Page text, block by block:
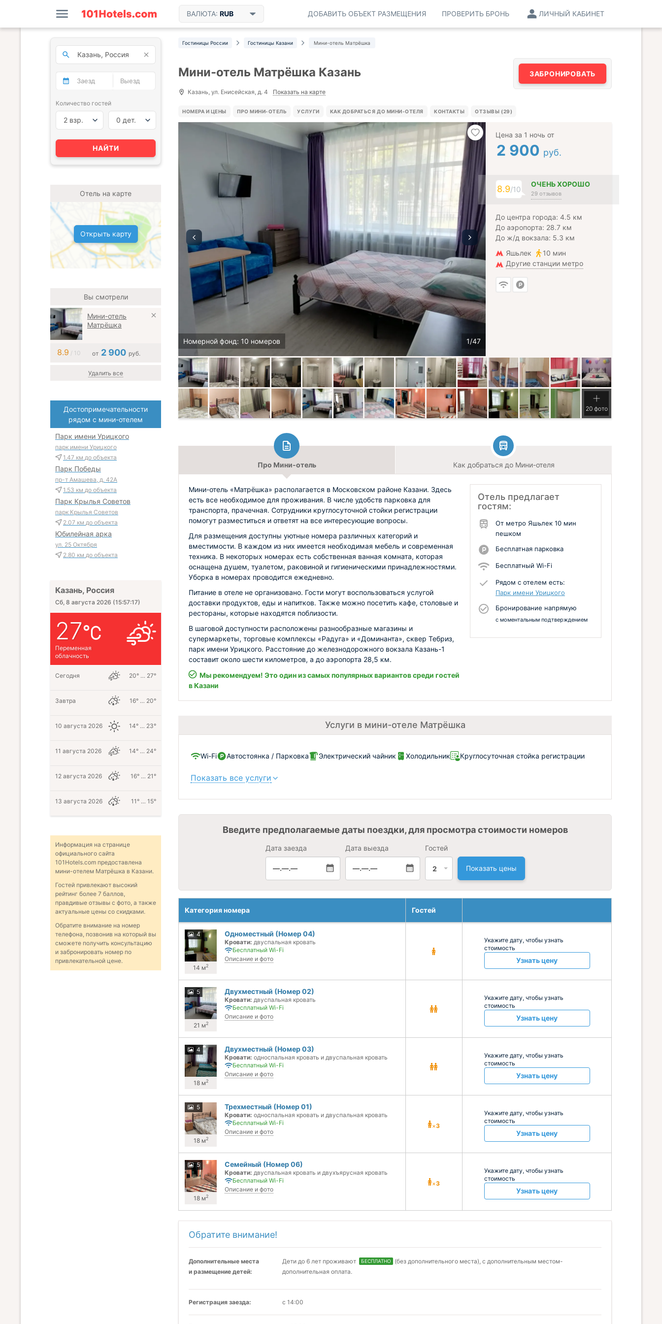
ВАЛЮТА: RUB ЛИЧНЫЙ КАБИНЕТ
ПРОВЕРИТЬ БРОНЬ
ДОБАВИТЬ ОБЪЕКТ РАЗМЕЩЕНИЯ
Гостиницы России Гостиницы Казани Мини-отель Матрёшка
Мини-отель Матрёшка Казань
Казань, ул. Енисейская, д. 4 Показать на карте
ЗАБРОНИРОВАТЬ
НОМЕРА И ЦЕНЫ ПРО МИНИ-ОТЕЛЬ УСЛУГИ КАК ДОБРАТЬСЯ ДО МИНИ-ОТЕЛЯ КОНТАКТЫ ОТЗЫВЫ (29)
Номерной фонд: 10 номеров
Цена за 1 ночь от
2 900 руб.
8.9/10
ОЧЕНЬ ХОРОШО
29 отзывов
До центра города: 4.5 км
До аэропорта: 28.7 км
До ж/д вокзала: 5.3 км
Яшьлек
10 мин
Другие станции метро
20 фото
Про Мини-отель Как добраться до Мини-отеля
Отель предлагает
гостям:
От метро Яшьлек 10 мин
пешком
Бесплатная парковка
Бесплатный Wi-Fi
Рядом с отелем есть:
Парк имени Урицкого
Бронирование напрямую
с моментальным подтверждением
Мини-отель «Матрёшка» располагается в Московском районе Казани. Здесь
есть все необходимое для проживания. В числе удобств парковка для
транспорта, прачечная. Сотрудники круглосуточной стойки регистрации
помогут разместиться и ответят на все интересующие вопросы.
Для размещения доступны уютные номера различных категорий и
вместимости. В каждом из них имеется необходимая мебель и современная
техника. В некоторых номерах есть собственная ванная комната, которая
оснащена душем, туалетом, раковиной и гигиеническими принадлежностями.
Уборка в номерах проводится ежедневно.
Питание в отеле не организовано. Гости могут воспользоваться услугой
доставки продуктов, еды и напитков. Также можно посетить кафе, столовые и
рестораны, которые находятся поблизости.
В шаговой доступности расположены разнообразные магазины и
супермаркеты, торговые комплексы «Радуга» и «Доминанта», сквер Тебриз,
парк имени Урицкого. Расстояние до железнодорожного вокзала Казань-1
составит около шести километров, а до аэропорта 28,5 км.
Мы рекомендуем! Это один из самых популярных вариантов среди гостей
в Казани
Услуги в мини-отеле Матрёшка
Wi-Fi Автостоянка / Парковка Электрический чайник Холодильник Круглосуточная стойка регистрации
Показать все услуги
Введите предполагаемые даты поездки, для просмотра стоимости номеров
Дата заезда
—.—.—
Дата выезда
—.—.—
Гостей
2 Показать цены
Категория номера Гостей
4
14 м2
Одноместный (Номер 04)
Кровати: двуспальная кровать
Бесплатный Wi-Fi
Описание и фото
Укажите дату, чтобы узнать
стоимость
Узнать цену
5
21 м2
Двухместный (Номер 02)
Кровати: двуспальная кровать
Бесплатный Wi-Fi
Описание и фото
Укажите дату, чтобы узнать
стоимость
Узнать цену
4
18 м2
Двухместный (Номер 03)
Кровати: односпальная кровать и двуспальная кровать
Бесплатный Wi-Fi
Описание и фото
Укажите дату, чтобы узнать
стоимость
Узнать цену
5
18 м2
Трехместный (Номер 01)
Кровати: односпальная кровать и двуспальная кровать
Бесплатный Wi-Fi
Описание и фото
×3
Укажите дату, чтобы узнать
стоимость
Узнать цену
5
18 м2
Семейный (Номер 06)
Кровати: двуспальная кровать и двухъярусная кровать
Бесплатный Wi-Fi
Описание и фото
×3
Укажите дату, чтобы узнать
стоимость
Узнать цену
Обратите внимание!
Дополнительные места
и размещение детей:
Дети до 6 лет проживают БЕСПЛАТНО
(без дополнительного места), с дополнительным местом-
дополнительная оплата.
Регистрация заезда: с 14:00
Количество гостей
2 взр. 0 дет.
НАЙТИ
Отель на карте
Открыть карту
Вы смотрели
Мини-отель
Матрёшка
8.9 / 10 от 2 900 руб.
Удалить все
Достопримечательности
рядом с мини-отелем
Парк имени Урицкого
парк имени Урицкого
1.47 км до объекта
Парк Победы
пр-т Амашева, д. 42А
1.53 км до объекта
Парк Крылья Советов
парк Крылья Советов
2.07 км до объекта
Юбилейная арка
ул. 25 Октября
2.80 км до объекта
Казань, Россия
Сб, 8 августа 2026 (15:57:18)
27
Переменная
облачность
Сегодня 20° … 27°
Завтра 16° … 20°
10 августа 2026 14° … 23°
11 августа 2026 14° … 24°
12 августа 2026 16° … 21°
13 августа 2026 11° … 15°
Информация на странице
официального сайта
101Hotels.com предоставлена
мини-отелем Матрёшка в Казани.
Гостей привлекают высокий
рейтинг более 7 баллов,
правдивые отзывы с фото, а также
актуальные цены со скидками.
Обратите внимание на номер
телефона, позвонив на который вы
сможете получить консультацию
и забронировать номер по
привлекательной цене.